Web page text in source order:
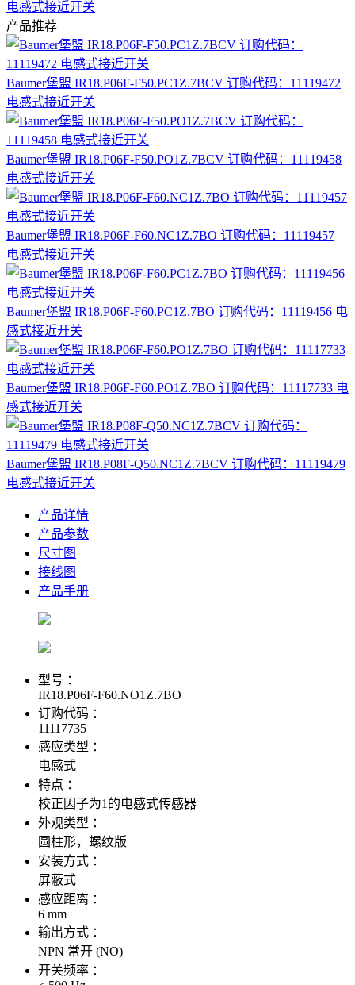
电感式接近开关
产品推荐
Baumer堡盟 IR18.P06F-F50.PC1Z.7BCV 订购代码：11119472
电感式接近开关
Baumer堡盟 IR18.P06F-F50.PO1Z.7BCV 订购代码：11119458
电感式接近开关
Baumer堡盟 IR18.P06F-F60.NC1Z.7BO 订购代码：11119457
电感式接近开关
Baumer堡盟 IR18.P06F-F60.PC1Z.7BO 订购代码：11119456 电
感式接近开关
Baumer堡盟 IR18.P06F-F60.PO1Z.7BO 订购代码：11117733 电
感式接近开关
Baumer堡盟 IR18.P08F-Q50.NC1Z.7BCV 订购代码：11119479
电感式接近开关
产品详情
产品参数
尺寸图
接线图
产品手册
型号 ：
IR18.P06F-F60.NO1Z.7BO
订购代码 ：
11117735
感应类型 ：
电感式
特点 ：
校正因子为1的电感式传感器
外观类型 ：
圆柱形，螺纹版
安装方式 ：
屏蔽式
感应距离 ：
6 mm
输出方式 ：
NPN 常开 (NO)
开关频率 ：